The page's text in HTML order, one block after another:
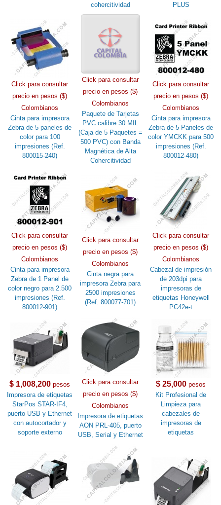
cohercitividad
PLUS
Click para consultar
precio en pesos ($)
Colombianos
Cinta para impresora
Zebra de 5 paneles de
color para 100
impresiones (Ref.
800015-240)
Click para consultar
precio en pesos ($)
Colombianos
Paquete de Tarjetas
PVC calibre 30 MIL
(Caja de 5 Paquetes =
500 PVC) con Banda
Magnética de Alta
Cohercitividad
Click para consultar
precio en pesos ($)
Colombianos
Cinta para impresora
Zebra de 5 Paneles de
color YMCKK para 500
impresiones (Ref.
800012-480)
Click para consultar
precio en pesos ($)
Colombianos
Cinta para impresora
Zebra de 1 Panel de
color negro para 2.500
impresiones (Ref.
800012-901)
Click para consultar
precio en pesos ($)
Colombianos
Cinta negra para
impresora Zebra para
2500 impresiones
(Ref. 800077-701)
Click para consultar
precio en pesos ($)
Colombianos
Cabezal de impresión
de 203dpi para
impresoras de
etiquetas Honeywell
PC42e-t
$ 1,008,200 pesos
Impresora de etiquetas
StarPos STAR-IF4,
puerto USB y Ethernet
con autocortador y
soporte externo
Click para consultar
precio en pesos ($)
Colombianos
Impresora de etiquetas
AON PRL-405, puerto
USB, Serial y Ethernet
$ 25,000 pesos
Kit Profesional de
Limpieza para
cabezales de
impresoras de
etiquetas